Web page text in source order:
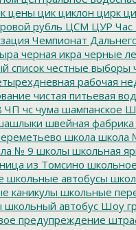
цены цик циклон цирк
рубль ЦСМ ЦУР Час
Чемпионат
черная икра черные
списокчестные выборы
рабочая
чистая питьевая
ЧП чс чума шампанское
швейная фабрика
школа школа
№ 9 школы школьная
из Томсино
школьные автобусы
каникулы школьные
школьный автобус Шоу
предупреждение